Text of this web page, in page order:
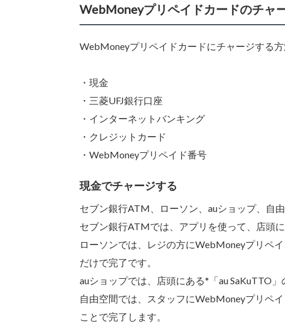
WebMoneyプリペイドカードのチャ
WebMoneyプリペイドカードにチャージする方
・現金
・三菱UFJ銀行口座
・インターネットバンキング
・クレジットカード
・WebMoneyプリペイド番号
現金でチャージする
セブン銀行ATM、ローソン、auショップ、自
セブン銀行ATMでは、アプリを使って、店頭
ローソンでは、レジの方にWebMoneyプリペ
だけで完了です。
auショップでは、店頭にある*「au SaKuTTO
自由空間では、スタッフにWebMoneyプリペ
ことで完了します。